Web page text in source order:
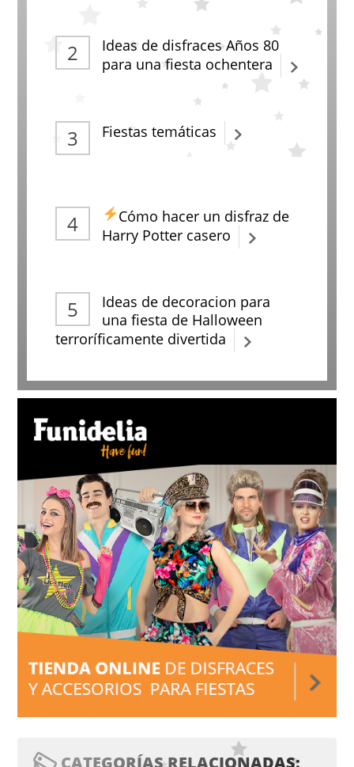
Ideas de disfraces Años 80
para una fiesta ochentera
Fiestas temáticas
Cómo hacer un disfraz de
Harry Potter casero
Ideas de decoracion para
una fiesta de Halloween
terroríficamente divertida
CATEGORÍAS RELACIONADAS: